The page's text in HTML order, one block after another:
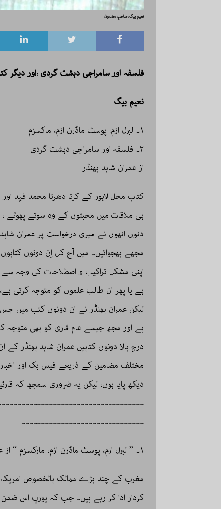
نعیم بیگ، صاحبِ مضمون
فلسفہ اور سامراجی دہشت گردی ،اور دیگر
نعیم بیگ
۱۔ لبرل ازم، پوسٹ ماڈرن ازم، ماکسزم
۲۔ فلسفہ اور سامراجی دہشت گردی
از عمران شاہد بھنڈر
کتاب محل لاہور کے کرتا دھرتا محمد فہد
ہی ملاقات میں محبتوں کے وہ سوتے پھوٹے
دنوں انھوں نے میری درخواست پر عمران
مجھے بھجوائیں۔ میں آج کل اِن دونوں
اپنی مشکل تراکیب و اصطلاحات کی وجہ
ہے یا پھر ان طالب علموں کو متوجہ کرتی
لیکن عمران بھنڈر نے ان دونوں کتب میں
ہے اور مجھ جیسے عام قاری کو بھی متوجہ
درج بالا دونوں کتابیں عمران شاہد بھنڈر
مختلف مضامین کے ذریعے فیس بک اور
دیکھ پایا ہوں، لیکن یہ ضروری سمجھا کہ
۔۔۔۔۔۔۔۔۔۔۔۔۔۔۔۔۔۔۔۔۔۔۔۔۔۔۔۔۔۔۔
۱۔ ’’ لبرل ازم، پوسٹ ماڈرن ازم، مارکسزم ‘‘ از عمران شاہد بھنڈر
مغرب کے چند بڑے ممالک بالخصوص امریکا،
کردار ادا کر رہے ہیں۔ جب کہ یورپ اس ضمن